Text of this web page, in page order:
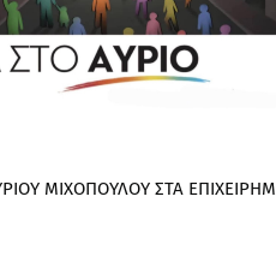
ΜΙΧΟΠΟΥΛΟΥ ΣΤΑ